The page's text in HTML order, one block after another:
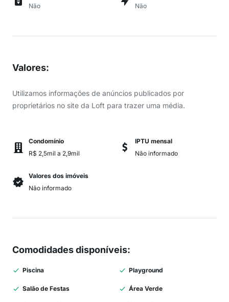
Não
Não
Valores:
Utilizamos informações de anúncios publicados por
proprietários no site da Loft para trazer uma média.
Condomínio
R$ 2,5mil a 2,9mil
IPTU mensal
Não informado
Valores dos imóveis
Não informado
Comodidades disponíveis:
Piscina Playground
Salão de Festas Área Verde